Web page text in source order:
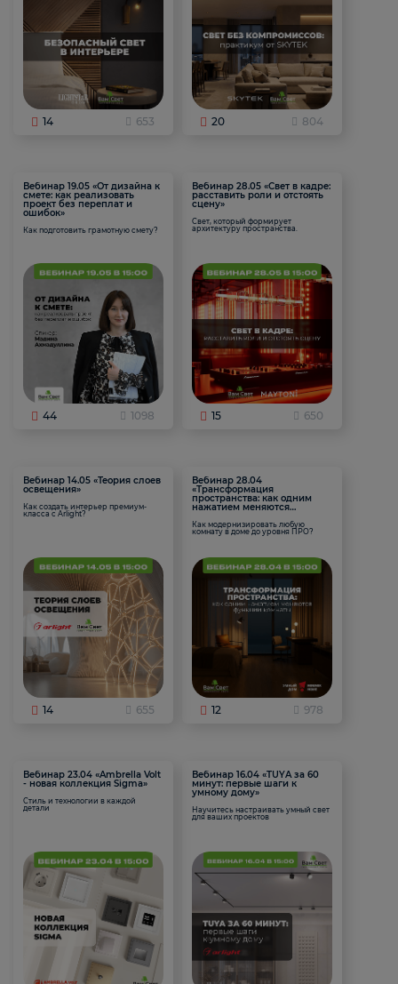
14 653 20 804
Вебинар 19.05 «От дизайна к
смете: как реализовать
проект без переплат и
ошибок»
Как подготовить грамотную смету?
44 1098
Вебинар 28.05 «Свет в кадре:
расставить роли и отстоять
сцену»
Свет, который формирует
архитектуру пространства.
15 650
Вебинар 14.05 «Теория слоев
освещения»
Как создать интерьер премиум-
класса с Arlight?
14 655
Вебинар 28.04
«Трансформация
пространства: как одним
нажатием меняются
Как модернизировать любую
комнату в доме до уровня ПРО?
12 978
Вебинар 23.04 «Ambrella Volt
- новая коллекция Sigma»
Стиль и технологии в каждой
детали
Вебинар 16.04 «TUYA за 60
минут: первые шаги к
умному дому»
Научитесь настраивать умный свет
для ваших проектов